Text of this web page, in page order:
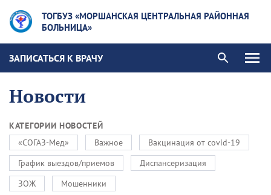
ТОГБУЗ «МОРШАНСКАЯ ЦЕНТРАЛЬНАЯ РАЙОННАЯ
БОЛЬНИЦА»
ЗАПИСАТЬСЯ К ВРАЧУ
Новости
КАТЕГОРИИ НОВОСТЕЙ
«СОГАЗ-Мед»
Важное
Вакцинация от covid-19
График выездов/приемов
Диспансеризация
ЗОЖ
Мошенники